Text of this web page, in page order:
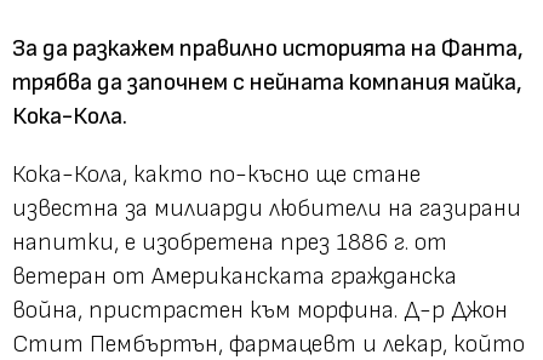
За да разкажем правилно историята на Фанта,
трябва да започнем с нейната компания майка,
Кока-Кола.
Кока-Кола, както по-късно ще стане
известна за милиарди любители на газирани
напитки, е изобретена през 1886 г. от
ветеран от Американската гражданска
война, пристрастен към морфина. Д-р Джон
Стит Пембъртън, фармацевт и лекар, който